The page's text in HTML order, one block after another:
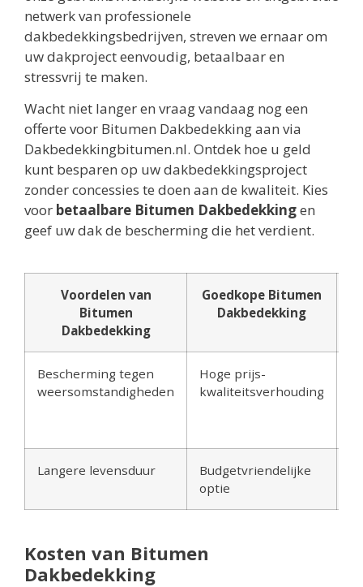
netwerk van professionele
dakbedekkingsbedrijven, streven we ernaar om
uw dakproject eenvoudig, betaalbaar en
stressvrij te maken.
Wacht niet langer en vraag vandaag nog een
offerte voor Bitumen Dakbedekking aan via
Dakbedekkingbitumen.nl. Ontdek hoe u geld
kunt besparen op uw dakbedekkingsproject
zonder concessies te doen aan de kwaliteit. Kies
voor betaalbare Bitumen Dakbedekkingen
geef uw dak de bescherming die het verdient.
Voordelen van
Bitumen
Dakbedekking
Goedkope Bitumen
Dakbedekking
Bescherming tegen
weersomstandigheden
Hoge prijs-
kwaliteitsverhouding
Langere levensduur
Budgetvriendelijke
optie
Kosten van Bitumen
Dakbedekking